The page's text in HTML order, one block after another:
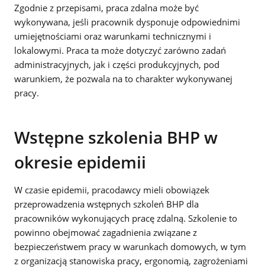
Zgodnie z przepisami, praca zdalna może być
wykonywana, jeśli pracownik dysponuje odpowiednimi
umiejętnościami oraz warunkami technicznymi i
lokalowymi. Praca ta może dotyczyć zarówno zadań
administracyjnych, jak i części produkcyjnych, pod
warunkiem, że pozwala na to charakter wykonywanej
pracy.
Wstępne szkolenia BHP w
okresie epidemii
W czasie epidemii, pracodawcy mieli obowiązek
przeprowadzenia wstępnych szkoleń BHP dla
pracowników wykonujących pracę zdalną. Szkolenie to
powinno obejmować zagadnienia związane z
bezpieczeństwem pracy w warunkach domowych, w tym
z organizacją stanowiska pracy, ergonomią, zagrożeniami